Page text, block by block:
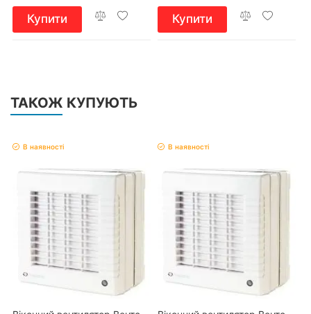
Купити Купити
ТАКОЖ КУПУЮТЬ
В наявності В наявності